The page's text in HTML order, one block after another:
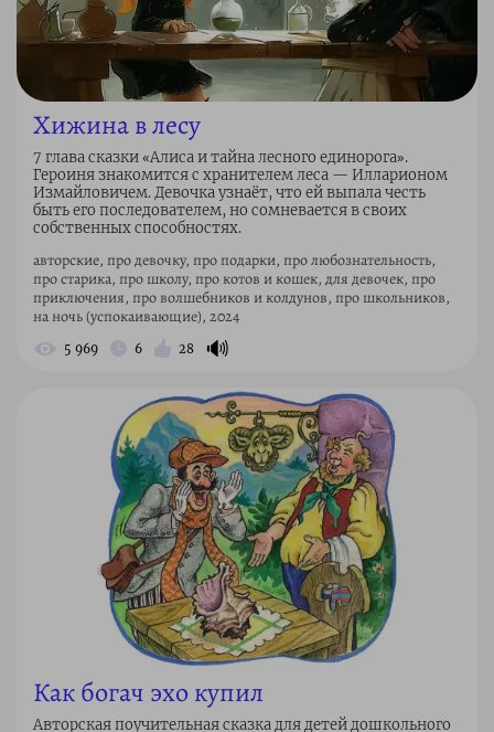
Хижина в лесу
7 глава сказки «Алиса и тайна лесного единорога».
Героиня знакомится с хранителем леса — Илларионом
Измайловичем. Девочка узнаёт, что ей выпала честь
быть его последователем, но сомневается в своих
собственных способностях.
авторские, про девочку, про подарки, про любознательность,
про старика, про школу, про котов и кошек, для девочек, про
приключения, про волшебников и колдунов, про школьников,
на ночь (успокаивающие), 2024
5 969 6 28 🔊
Как богач эхо купил
Авторская поучительная сказка для детей дошкольного